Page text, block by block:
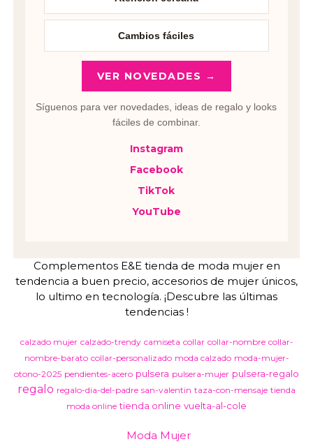
Cambios fáciles
VER NOVEDADES →
Síguenos para ver novedades, ideas de regalo y looks
fáciles de combinar.
Instagram
Facebook
TikTok
YouTube
Complementos E&E tienda de moda mujer en
tendencia a buen precio, accesorios de mujer únicos,
lo ultimo en tecnología. ¡Descubre las últimas
tendencias !
calzado mujer calzado-trendy camiseta collar collar-nombre collar-
nombre-barato collar-personalizado moda calzado moda-mujer-
otono-2025 pendientes-acero pulsera pulsera-mujer pulsera-regalo
regalo regalo-dia-del-padre san-valentin taza-con-mensaje tienda
moda online tienda online vuelta-al-cole
Moda Mujer